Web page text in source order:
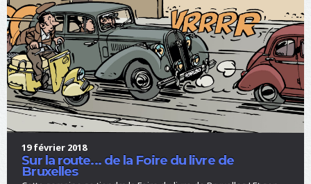
19 février 2018
Sur la route... de la Foire du livre de
Bruxelles